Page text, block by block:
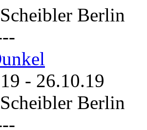
Berlin
- 26.10.19
Berlin